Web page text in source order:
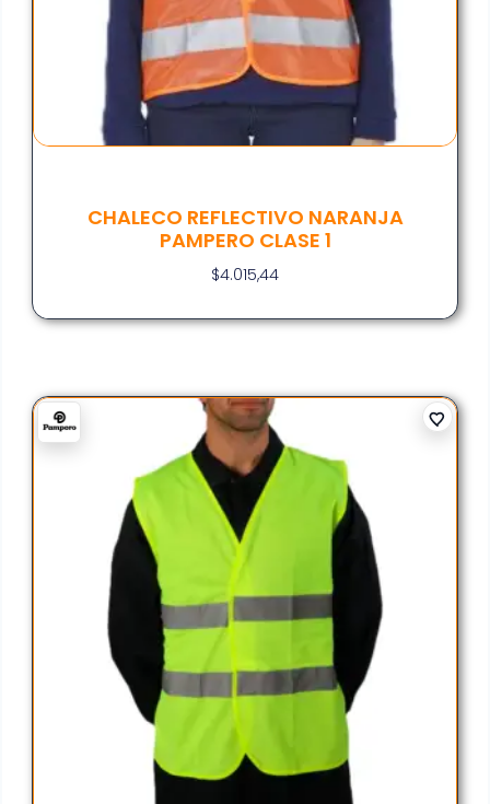
CHALECO REFLECTIVO NARANJA
PAMPERO CLASE 1
$4.015,44